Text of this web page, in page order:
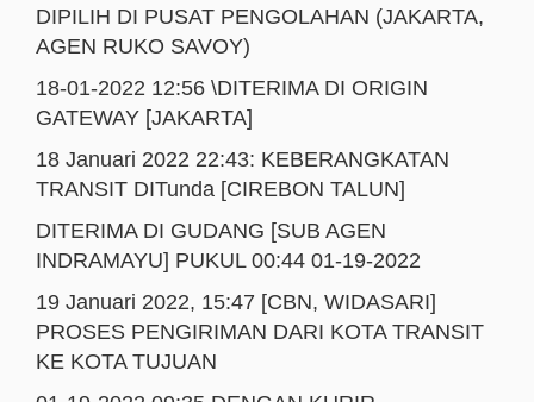
DIPILIH DI PUSAT PENGOLAHAN (JAKARTA,
AGEN RUKO SAVOY)
18-01-2022 12:56 \DITERIMA DI ORIGIN
GATEWAY [JAKARTA]
18 Januari 2022 22:43: KEBERANGKATAN
TRANSIT DITunda [CIREBON TALUN]
DITERIMA DI GUDANG [SUB AGEN
INDRAMAYU] PUKUL 00:44 01-19-2022
19 Januari 2022, 15:47 [CBN, WIDASARI]
PROSES PENGIRIMAN DARI KOTA TRANSIT
KE KOTA TUJUAN